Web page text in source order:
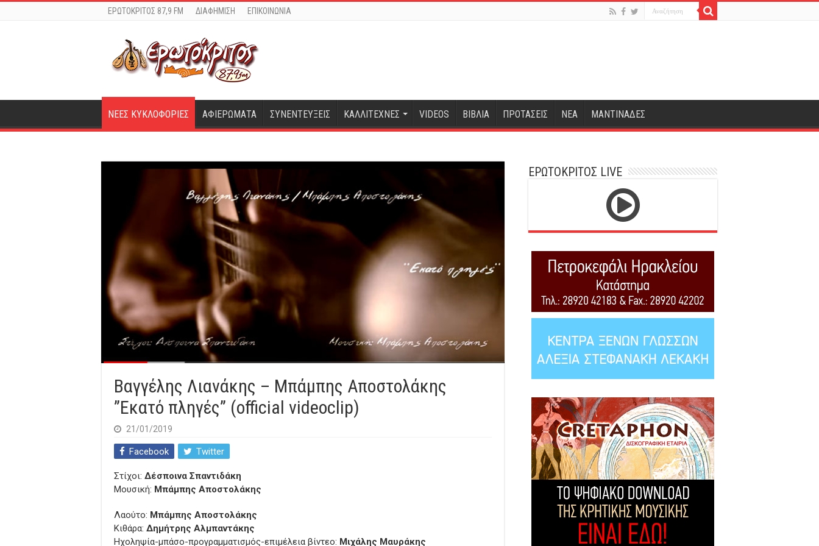
ΕΡΩΤΟΚΡΙΤΟΣ 87,9 FM ΔΙΑΦΗΜΙΣΗ ΕΠΙΚΟΙΝΩΝΙΑ
ΝΕΕΣ ΚΥΚΛΟΦΟΡΙΕΣ ΑΦΙΕΡΩΜΑΤΑ ΣΥΝΕΝΤΕΥΞΕΙΣ ΚΑΛΛΙΤΕΧΝΕΣ VIDEOS ΒΙΒΛΙΑ ΠΡΟΤΑΣΕΙΣ ΝΕΑ ΜΑΝΤΙΝΑΔΕΣ
Βαγγέλης Λιανάκης – Μπάμπης Αποστολάκης
”Εκατό πληγές” (official videoclip)
21/01/2019
Facebook Twitter
Στίχοι: Δέσποινα Σπαντιδάκη
Μουσική: Μπάμπης Αποστολάκης
Λαούτο: Μπάμπης Αποστολάκης
Κιθάρα: Δημήτρης Αλμπαντάκης
Ηχοληψία-μπάσο-προγραμματισμός-επιμέλεια βίντεο: Μιχάλης Μαυράκης
ΕΡΩΤΟΚΡΙΤΟΣ LIVE